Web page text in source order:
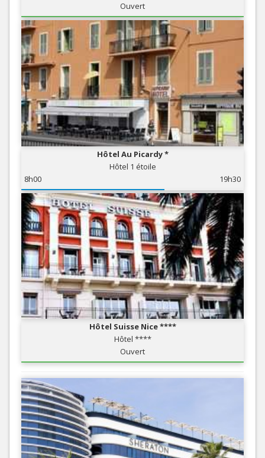
Ouvert
Hôtel Au Picardy *
Hôtel 1 étoile
8h00
19h30
Hôtel Suisse Nice ****
Hôtel ****
Ouvert